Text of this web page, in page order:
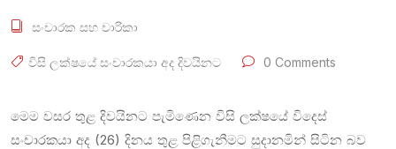
සංචාරක සහ චාරිකා
විසි ලක්ෂයේ සංචාරකයා අද දිවයිනට 0 Comments
මෙම වසර තුළ දිවයිනට පැමිණෙන විසි ලක්ෂයේ විදෙස්
සංචාරකයා අද (26) දිනය තුළ පිළිගැනීමට සුදානමින් සිටින බව